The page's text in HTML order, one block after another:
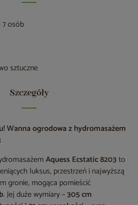
osób
sztuczne
Szczegóły
Wanna ogrodowa z hydromasażem
Aquess Ecstatic 8203to
luksus, przestrzeń i najwyższą
gronie, mogąca pomieścić
. Jej duże wymiary –305 cm